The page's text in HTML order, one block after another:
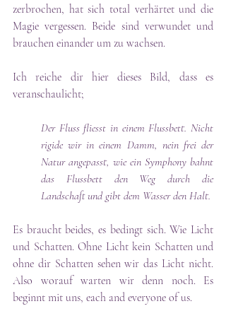
zerbrochen, hat sich total verhärtet und die
Magie vergessen. Beide sind verwundet und
brauchen einander um zu wachsen.
Ich reiche dir hier dieses Bild, dass es
veranschaulicht;
Der Fluss fliesst in einem Flussbett. Nicht
rigide wir in einem Damm, nein frei der
Natur angepasst, wie ein Symphony bahnt
das Flussbett den Weg durch die
Landschaft und gibt dem Wasser den Halt.
Es braucht beides, es bedingt sich. Wie Licht
und Schatten. Ohne Licht kein Schatten und
ohne dir Schatten sehen wir das Licht nicht.
Also worauf warten wir denn noch. Es
beginnt mit uns, each and everyone of us.